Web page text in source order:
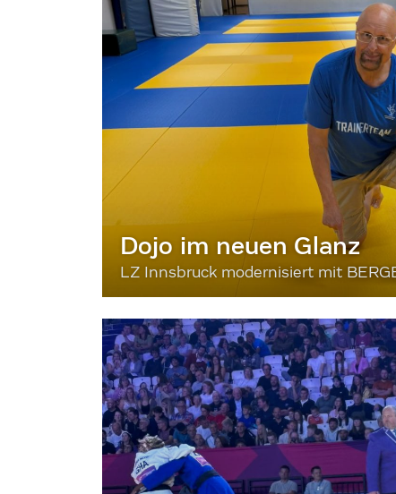
Dojo im neuen Glanz
LZ Innsbruck modernisiert mit